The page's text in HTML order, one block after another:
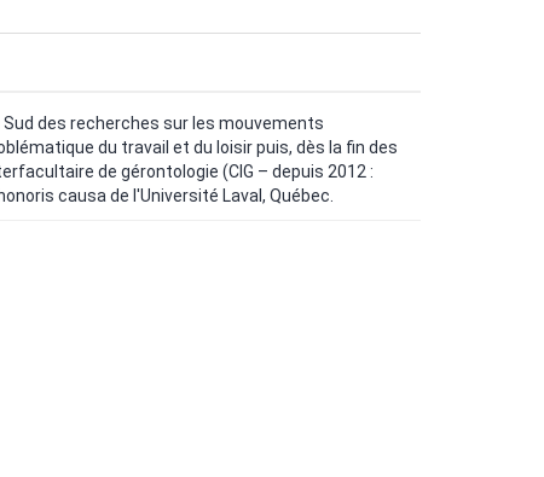
Sud des recherches sur les mouvements
du travail et du loisir puis, dès la fin des
de gérontologie (CIG – depuis 2012 :
causa de l'Université Laval, Québec.